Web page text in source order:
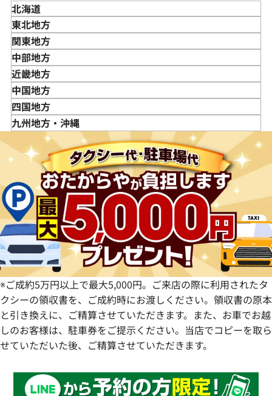
北海道
東北地方
青森県
岩手県
宮城県
秋田県
山形県
福島県
関東地方
東京都
神奈川県
埼玉県
千葉県
茨城県
栃木県
群馬県
中部地方
新潟県
富山県
石川県
山梨県
長野県
岐阜県
静岡県
愛知県
近畿地方
三重県
滋賀県
京都府
兵庫県
奈良県
和歌山県
中国地方
鳥取県
島根県
広島県
山口県
四国地方
徳島県
愛媛県
九州地方・沖縄
佐賀県
長崎県
熊本県
大分県
宮崎県
鹿児島県
※ご成約5万円以上で最大5,000円。ご来店の際に利用されたタ
クシーの領収書を、ご成約時にお渡しください。領収書の原本
と引き換えに、ご精算させていただきます。また、お車でお越
しのお客様は、駐車券をご提示ください。当店でコピーを取ら
せていただいた後、ご精算させていただきます。